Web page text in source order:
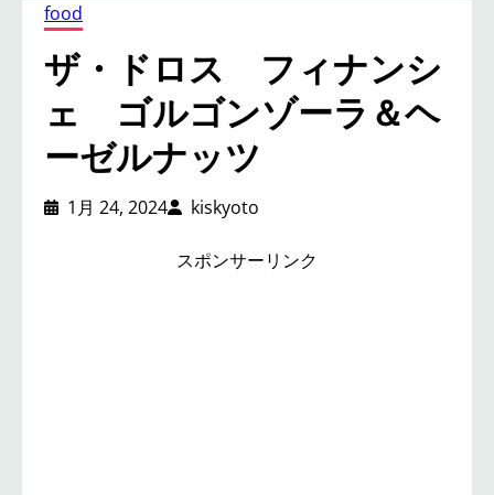
food
ザ・ドロス フィナンシ
ェ ゴルゴンゾーラ＆ヘ
ーゼルナッツ
1月 24, 2024 kiskyoto
スポンサーリンク